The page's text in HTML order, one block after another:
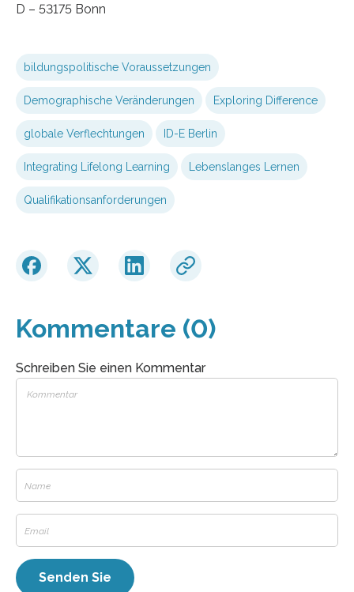
D – 53175 Bonn
bildungspolitische Voraussetzungen
Demographische Veränderungen Exploring Difference
globale Verflechtungen ID-E Berlin
Integrating Lifelong Learning Lebenslanges Lernen
Qualifikationsanforderungen
Kommentare (0)
Schreiben Sie einen Kommentar